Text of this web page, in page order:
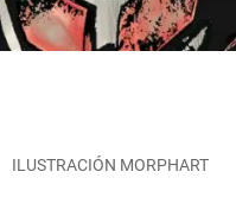
ILUSTRACIÓN MORPHART